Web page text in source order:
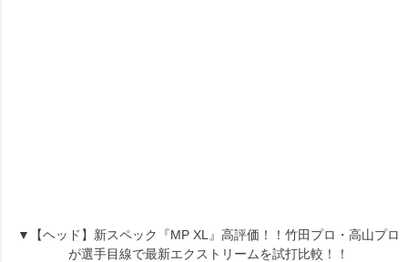
▼【ヘッド】新スペック『MP XL』高評価！！竹田プロ・高山プロ
が選手目線で最新エクストリームを試打比較！！